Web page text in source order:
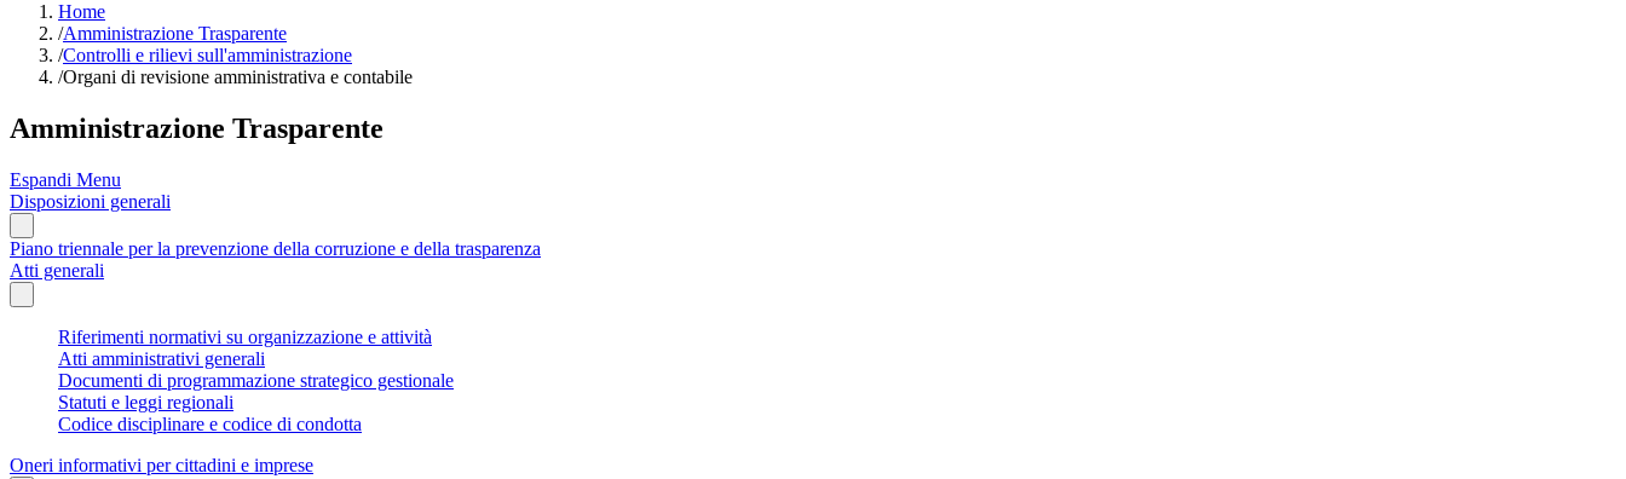
Home
/Amministrazione Trasparente
/Controlli e rilievi sull'amministrazione
/Organi di revisione amministrativa e contabile
Amministrazione Trasparente
Espandi Menu
Disposizioni generali
Piano triennale per la prevenzione della corruzione e della trasparenza
Atti generali
Riferimenti normativi su organizzazione e attività
Atti amministrativi generali
Documenti di programmazione strategico gestionale
Statuti e leggi regionali
Codice disciplinare e codice di condotta
Oneri informativi per cittadini e imprese